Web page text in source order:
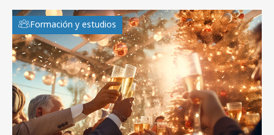
Formación y estudios